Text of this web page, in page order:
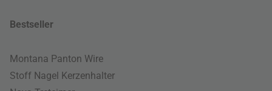
Bestseller
Montana Panton Wire
Stoff Nagel Kerzenhalter